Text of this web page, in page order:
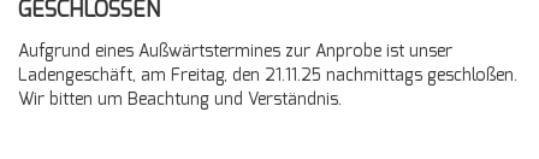
GESCHLOSSEN
Aufgrund eines Außwärtstermines zur Anprobe ist unser
Ladengeschäft, am Freitag, den 21.11.25 nachmittags geschloßen.
Wir bitten um Beachtung und Verständnis.